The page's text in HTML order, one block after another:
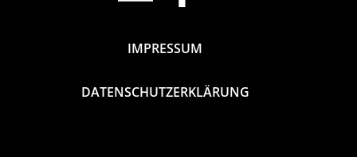
IMPRESSUM
DATENSCHUTZERKLÄRUNG